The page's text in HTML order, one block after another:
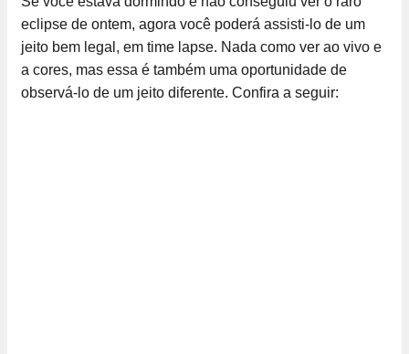
eclipse de ontem, agora você poderá assisti-lo de um
jeito bem legal, em time lapse. Nada como ver ao vivo e
a cores, mas essa é também uma oportunidade de
observá-lo de um jeito diferente. Confira a seguir: